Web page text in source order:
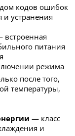
кодов ошибок
и устранения
встроенная
питания
режима
после того,
температуры,
— класс
и